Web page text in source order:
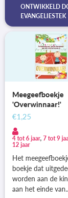
ONTWIKKELD
EVANGELIESTEK
Meegeefboekje
'Overwinnaar!'
€1,25
4 tot 6 jaar, 7 tot 9
12 jaar
Het
boekje dat
worden aan de
aan het einde